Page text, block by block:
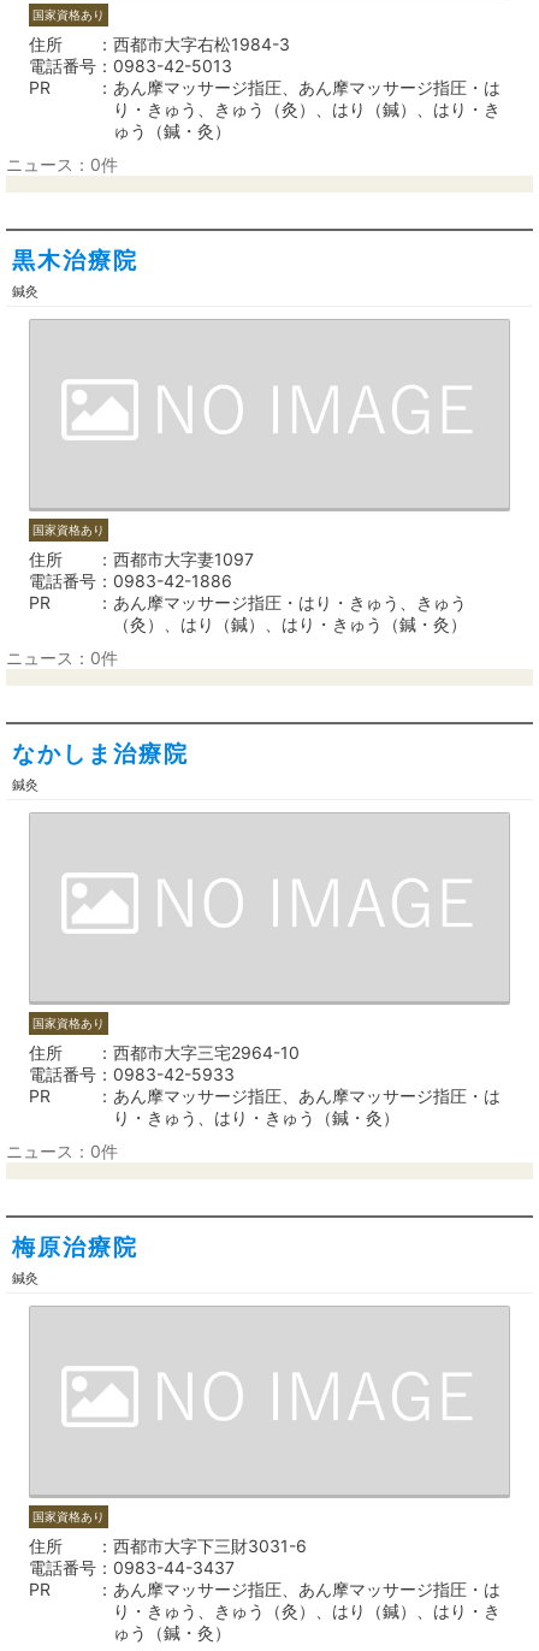
国家資格あり
住所
西都市大字右松1984-3
電話番号
0983-42-5013
PR
あん摩マッサージ指圧、あん摩マッサージ指圧・は
り・きゅう、きゅう（灸）、はり（鍼）、はり・き
ゅう（鍼・灸）
ニュース：0件
黒木治療院
鍼灸
国家資格あり
住所
西都市大字妻1097
電話番号
0983-42-1886
PR
あん摩マッサージ指圧・はり・きゅう、きゅう
（灸）、はり（鍼）、はり・きゅう（鍼・灸）
ニュース：0件
なかしま治療院
鍼灸
国家資格あり
住所
西都市大字三宅2964-10
電話番号
0983-42-5933
PR
あん摩マッサージ指圧、あん摩マッサージ指圧・は
り・きゅう、はり・きゅう（鍼・灸）
ニュース：0件
梅原治療院
鍼灸
国家資格あり
住所
西都市大字下三財3031-6
電話番号
0983-44-3437
PR
あん摩マッサージ指圧、あん摩マッサージ指圧・は
り・きゅう、きゅう（灸）、はり（鍼）、はり・き
ゅう（鍼・灸）